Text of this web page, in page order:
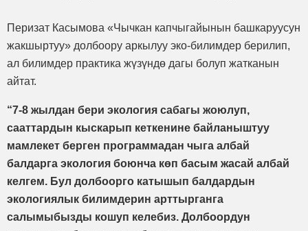
Перизат Касымова «Чычкан капчыгайынын башкаруусун
жакшыртуу» долбоору аркылуу эко-билимдер берилип,
ал билимдер практика жүзүндө дагы болуп жатканын
айтат.
“7-8 жылдан бери экология сабагы жоюлуп,
сааттардын кыскарып кеткенине байланыштуу
мамлекет берген программадан чыга албай
балдарга экология боюнча көп басым жасай албай
келгем. Бул долбоорго катышып балдардын
экологиялык билимдерин арттырганга
салымыбызды кошуп келебиз. Долбоордун